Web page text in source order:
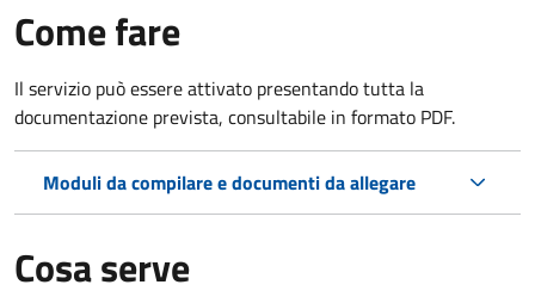
Come fare
Il servizio può essere attivato presentando tutta la
documentazione prevista, consultabile in formato PDF.
Moduli da compilare e documenti da allegare
Cosa serve